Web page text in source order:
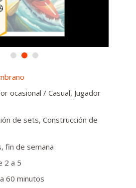
ocasional / Casual, Jugador
de sets, Construcción de
fin de semana
2 a 5
60 minutos